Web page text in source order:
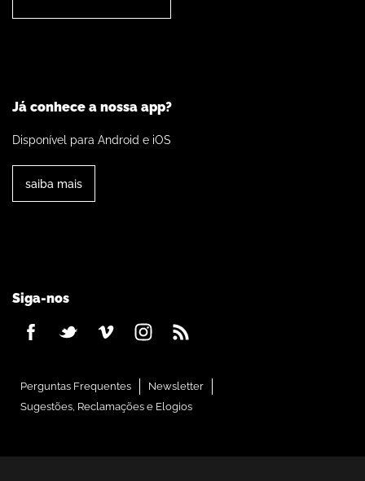
Já conhece a nossa app?
Disponível para Android e iOS
saiba mais
Siga-nos
Perguntas Frequentes
Newsletter
Sugestões, Reclamações e Elogios